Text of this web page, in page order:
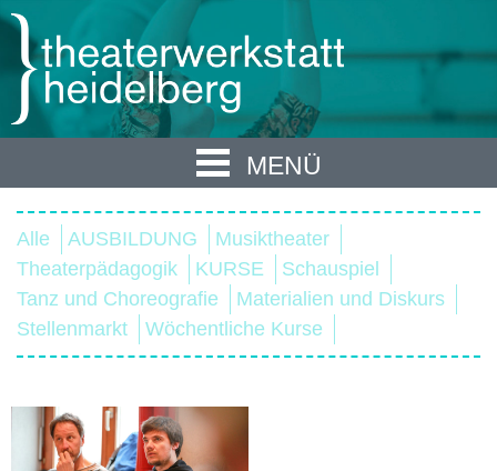
MENÜ
Alle AUSBILDUNG
Musiktheater
Theaterpädagogik
KURSE
Schauspiel
Tanz und Choreografie
Materialien und Diskurs
Stellenmarkt
Wöchentliche Kurse